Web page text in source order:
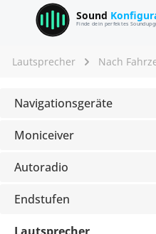
Sound
Finde dein perfektes
Lautsprecher Nach
Navigationsgeräte
Moniceiver
Autoradio
Endstufen
Lautsprecher